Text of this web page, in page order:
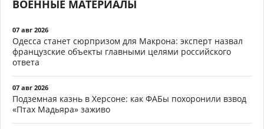
ВОЕННЫЕ МАТЕРИАЛЫ
07 авг 2026
Одесса станет сюрпризом для Макрона: эксперт назвал
французские объекты главными целями российского
ответа
07 авг 2026
Подземная казнь в Херсоне: как ФАБы похоронили взвод
«Птах Мадьяра» заживо